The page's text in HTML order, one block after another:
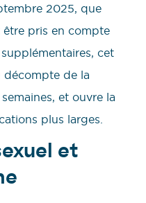
2025, que
pris en compte
cet
de la
et ouvre la
plus larges.
et